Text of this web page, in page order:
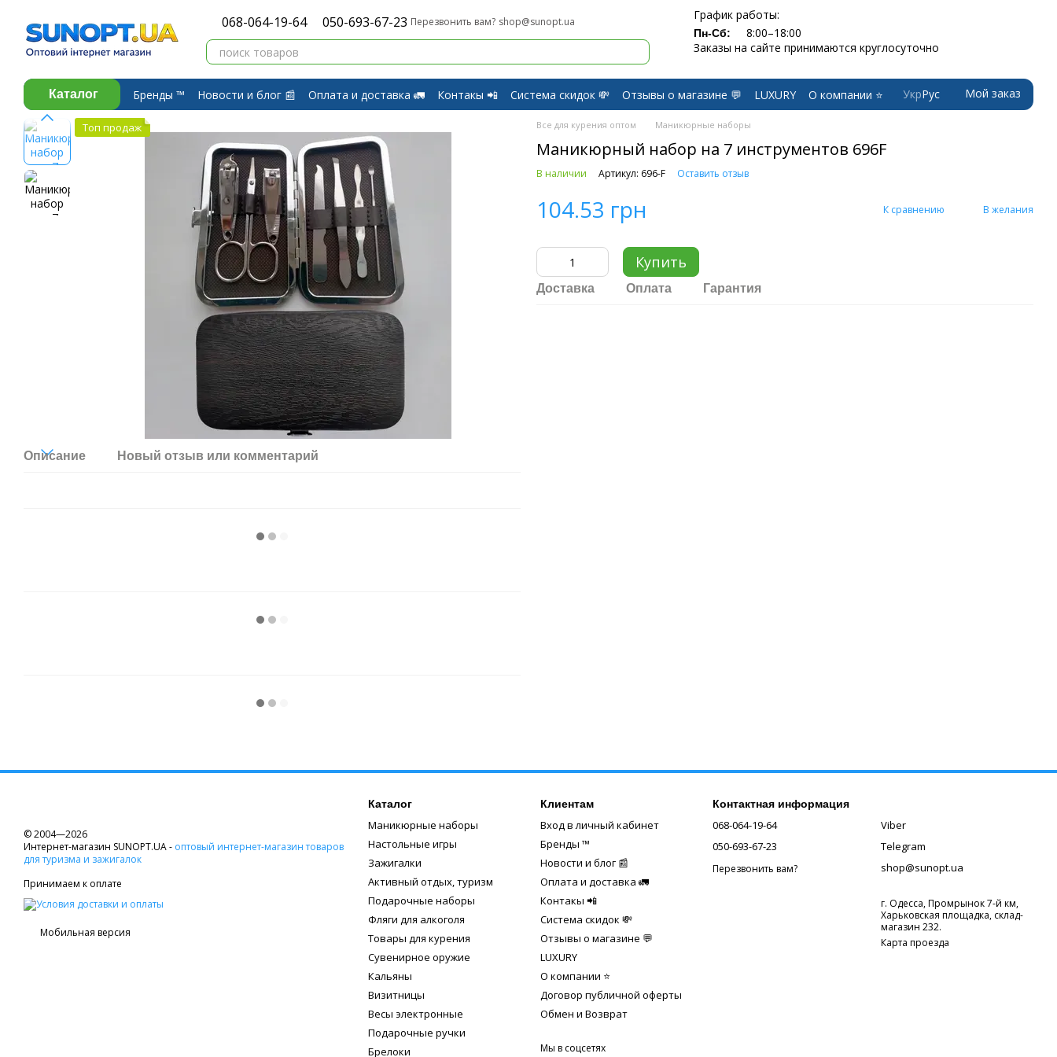
068-064-19-64 050-693-67-23 Перезвонить вам? shop@sunopt.ua График работы:
Пн-Сб:
8:00–18:00
Заказы на сайте принимаются круглосуточно
Каталог Бренды ™️ Новости и блог 📰 Оплата и доставка 🚛 Контакы 📲 Система скидок 💸 Отзывы о магазине 💬 LUXURY
О компании ⭐
Договор публичной оферты
Обмен и Возврат
УкрРус Мой заказ
Топ продаж
Описание Новый отзыв или комментарий
Все для курения оптом Маникюрные наборы
Маникюрный набор на 7 инструментов 696F
В наличии Артикул: 696-F Оставить отзыв
104.53 грн К сравнению В желания
Купить
Доставка Оплата Гарантия
© 2004—2026
Интернет-магазин SUNOPT.UA - оптовый интернет-магазин товаров
для туризма и зажигалок
Принимаем к оплате
Мобильная версия
Каталог
Маникюрные наборы
Настольные игры
Зажигалки
Активный отдых, туризм
Подарочные наборы
Фляги для алкоголя
Товары для курения
Сувенирное оружие
Кальяны
Визитницы
Весы электронные
Подарочные ручки
Брелоки
Клиентам
Вход в личный кабинет
Бренды ™️
Новости и блог 📰
Оплата и доставка 🚛
Контакы 📲
Система скидок 💸
Отзывы о магазине 💬
LUXURY
О компании ⭐
Договор публичной оферты
Обмен и Возврат
Мы в соцсетях
Контактная информация
068-064-19-64
050-693-67-23
Перезвонить вам?
Viber
Telegram
shop@sunopt.ua
г. Одесса, Промрынок 7-й км,
Харьковская площадка, склад-
магазин 232.
Карта проезда